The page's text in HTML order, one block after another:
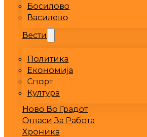
Босилово
Василево
Вести
Политика
Економија
Спорт
Култура
Ново Во Градот
Огласи За Работа
Хроника